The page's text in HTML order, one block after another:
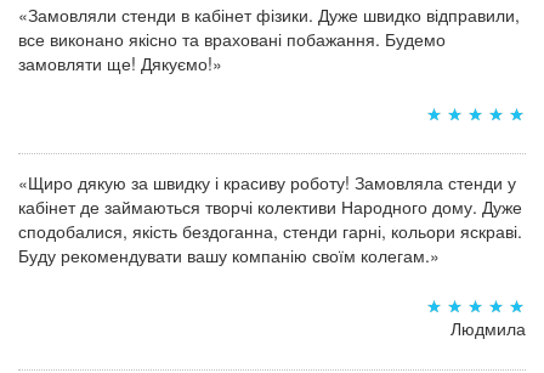
«Замовляли стенди в кабінет фізики. Дуже швидко відправили,
все виконано якісно та враховані побажання. Будемо
замовляти ще! Дякуємо!»
«Щиро дякую за швидку і красиву роботу! Замовляла стенди у
кабінет де займаються творчі колективи Народного дому. Дуже
сподобалися, якість бездоганна, стенди гарні, кольори яскраві.
Буду рекомендувати вашу компанію своїм колегам.»
Людмила